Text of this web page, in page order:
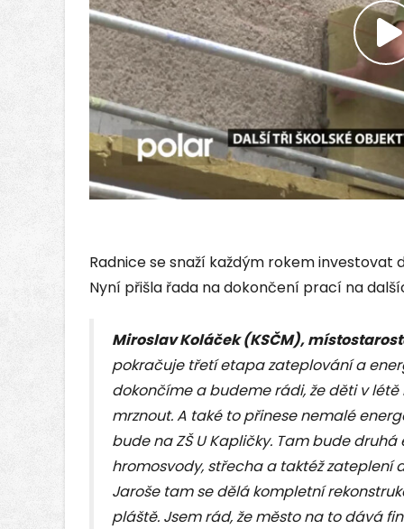
Radnice se snaží každým rokem
Nyní přišla řada na dokončení prací na
Miroslav Koláček (KSČM),
pokračuje třetí etapa zateplování a
dokončíme a budeme rádi, že děti v
mrznout. A také to přinese nemalé
bude na ZŠ U Kapličky. Tam bude
hromosvody, střecha a taktéž zateplení
Jaroše tam se dělá kompletní
pláště. Jsem rád, že město na to dává